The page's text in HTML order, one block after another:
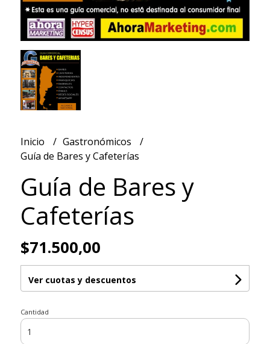
Inicio
Gastronómicos
Guía de Bares y Cafeterías
Guía de Bares y
Cafeterías
$71.500,00
Ver cuotas y descuentos
Cantidad